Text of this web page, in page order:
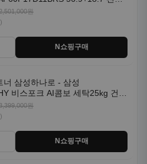
원
N쇼핑구매
너 삼성하나로 - 삼성
비스포크 AI콤보 세탁25kg 건조
체형 1등급
원
N쇼핑구매